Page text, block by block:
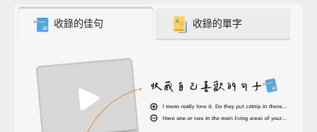
收錄的佳句 收錄的單字